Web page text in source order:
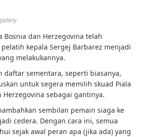
Bosnia dan Herzegovina telah
kepala Sergej Barbarez menjadi
melakukannya.
daftar sementara, seperti biasanya,
untuk segera memilih skuad Piala
Herzegovina sebagai gantinya.
sembilan pemain siaga ke
cedera. Dengan cara ini, semua
sejak awal peran apa (jika ada) yang